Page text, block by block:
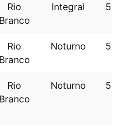
Rio
Branco
Integral
Rio
Branco
Noturno
Rio
Branco
Noturno